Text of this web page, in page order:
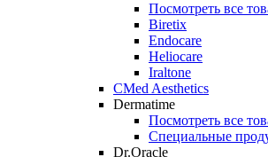
Посмотреть все
Biretix
Endocare
Heliocare
Iraltone
CMed Aesthetics
Dermatime
Посмотреть все
Специальные
Dr.Oracle